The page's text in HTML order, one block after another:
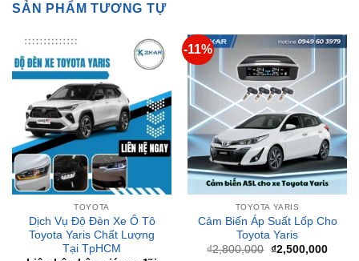
TOYOTA
Dịch Vụ Độ Đèn Xe Ô Tô
Toyota Yaris Chất Lượng
Tại TpHCM
Liên hệ nhận giá ưu đãi
TOYOTA YARIS
Cảm Biến Áp Suất Lốp Cho
Toyota Yaris
2,800,000 Giá
gốc
là:
₫2,800,000.
₫2,500,000
hiện
tại